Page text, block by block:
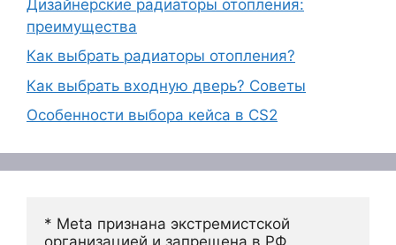
Дизайнерские радиаторы отопления:
преимущества
Как выбрать радиаторы отопления?
Как выбрать входную дверь? Советы
Особенности выбора кейса в CS2
* Meta признана экстремистской
организацией и запрещена в РФ